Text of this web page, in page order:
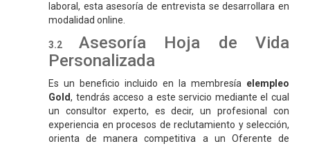
laboral, esta asesoría de entrevista se desarrollara en
modalidad online.
Asesoría Hoja de Vida
Personalizada
Es un beneficio incluido en la membresía elempleo
Gold, tendrás acceso a este servicio mediante el cual
un consultor experto, es decir, un profesional con
experiencia en procesos de reclutamiento y selección,
orienta de manera competitiva a un Oferente de